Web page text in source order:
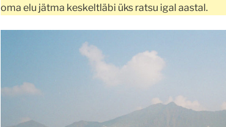
oma elu jätma keskeltläbi üks ratsu igal aastal.